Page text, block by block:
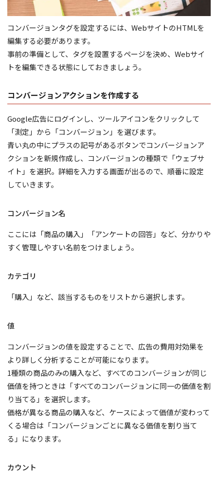
コンバージョンタグを設定するには、WebサイトのHTMLを
編集する必要があります。
事前の準備として、タグを設置するページを決め、Webサイ
トを編集できる状態にしておきましょう。
コンバージョンアクションを作成する
Google広告にログインし、ツールアイコンをクリックして
「測定」から「コンバージョン」を選びます。
青い丸の中にプラスの記号があるボタンでコンバージョンア
クションを新規作成し、コンバージョンの種類で「ウェブサ
イト」を選択。詳細を入力する画面が出るので、順番に設定
していきます。
コンバージョン名
ここには「商品の購入」「アンケートの回答」など、分かりや
すく管理しやすい名前をつけましょう。
カテゴリ
「購入」など、該当するものをリストから選択します。
値
コンバージョンの値を設定することで、広告の費用対効果を
より詳しく分析することが可能になります。
1種類の商品のみの購入など、すべてのコンバージョンが同じ
価値を持つときは「すべてのコンバージョンに同一の価値を割
り当てる」を選択します。
価格が異なる商品の購入など、ケースによって価値が変わって
くる場合は「コンバージョンごとに異なる価値を割り当て
る」になります。
カウント